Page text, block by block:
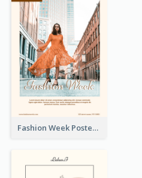
Fashion Week Poster